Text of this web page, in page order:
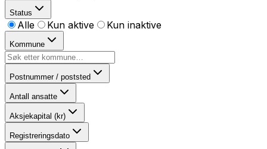
Status
Alle Kun aktive Kun inaktive
Kommune
Postnummer / poststed
Antall ansatte
Aksjekapital (kr)
Registreringsdato